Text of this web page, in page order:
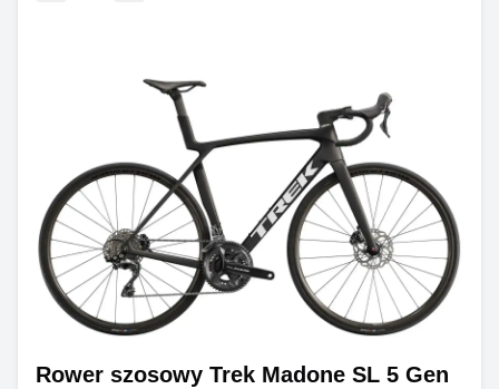
Rower szosowy Trek Madone SL 5 Gen